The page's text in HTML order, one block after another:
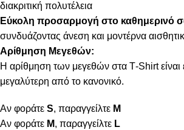
διακριτική πολυτέλεια
Εύκολη προσαρμογή στο καθημερινό
συνδυάζοντας άνεση και μοντέρνα
Αρίθμηση Μεγεθών:
Η αρίθμηση των μεγεθών στα Τ-Shirt είναι
μεγαλύτερη από το κανονικό.
Αν φοράτε S, παραγγείλτε M
Αν φοράτε M, παραγγείλτε L